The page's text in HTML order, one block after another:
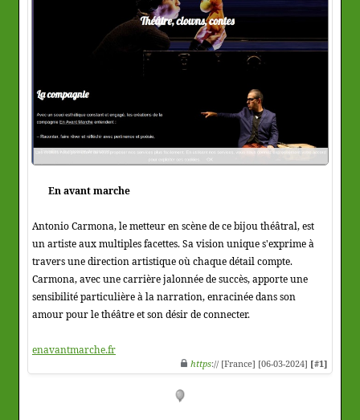
En avant marche
Antonio Carmona, le metteur en scène de ce bijou théâtral, est
un artiste aux multiples facettes. Sa vision unique s'exprime à
travers une direction artistique où chaque détail compte.
Carmona, avec une carrière jalonnée de succès, apporte une
sensibilité particulière à la narration, enracinée dans son
amour pour le théâtre et son désir de connecter.
enavantmarche.fr
https:// [France] [06-03-2024] [#1]